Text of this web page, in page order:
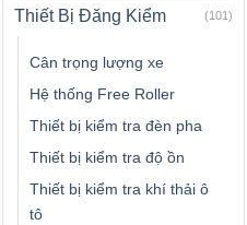
Thiết Bị Đăng Kiểm (101)
Cân trọng lượng xe
Hệ thống Free Roller
Thiết bị kiểm tra đèn pha
Thiết bị kiểm tra độ ồn
Thiết bị kiểm tra khí thải ô
tô